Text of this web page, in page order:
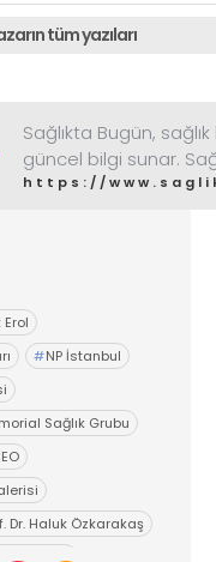
tüm yazıları
Sağlıkta Bugün,
güncel bilgi sunar.
https://
#NP İstanbul
Sağlık Grubu
Dr. Haluk Özkarakaş
bugün